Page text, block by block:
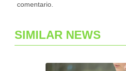
comentario.
SIMILAR NEWS